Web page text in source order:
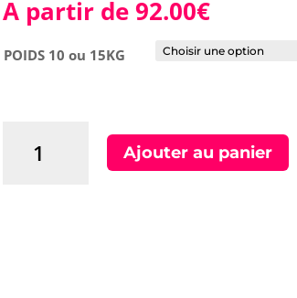
A partir de92.00€
POIDS 10 ou 15KG
Ajouter au panier